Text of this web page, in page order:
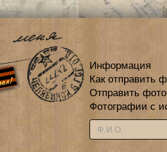
Информация
Как отправить
Отправить
Фотографии с